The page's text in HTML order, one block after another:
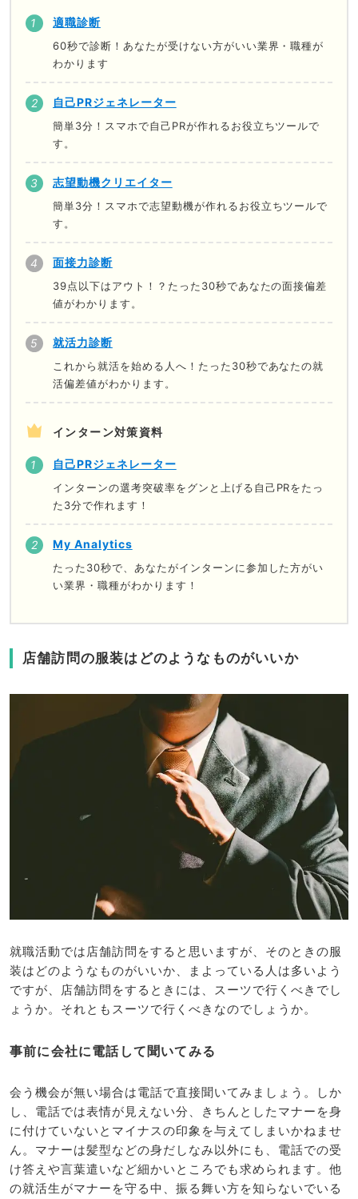
適職診断
60秒で診断！あなたが受けない方がいい業界・職種が
わかります
自己PRジェネレーター
簡単3分！スマホで自己PRが作れるお役立ちツールで
す。
志望動機クリエイター
簡単3分！スマホで志望動機が作れるお役立ちツールで
す。
面接力診断
39点以下はアウト！？たった30秒であなたの面接偏差
値がわかります。
就活力診断
これから就活を始める人へ！たった30秒であなたの就
活偏差値がわかります。
インターン対策資料
自己PRジェネレーター
インターンの選考突破率をグンと上げる自己PRをたっ
た3分で作れます！
My Analytics
たった30秒で、あなたがインターンに参加した方がい
い業界・職種がわかります！
店舗訪問の服装はどのようなものがいいか
就職活動では店舗訪問をすると思いますが、そのときの服
装はどのようなものがいいか、まよっている人は多いよう
ですが、店舗訪問をするときには、スーツで行くべきでし
ょうか。それともスーツで行くべきなのでしょうか。
事前に会社に電話して聞いてみる
会う機会が無い場合は電話で直接聞いてみましょう。しか
し、電話では表情が見えない分、きちんとしたマナーを身
に付けていないとマイナスの印象を与えてしまいかねませ
ん。マナーは髪型などの身だしなみ以外にも、電話での受
け答えや言葉遣いなど細かいところでも求められます。他
の就活生がマナーを守る中、振る舞い方を知らないでいる